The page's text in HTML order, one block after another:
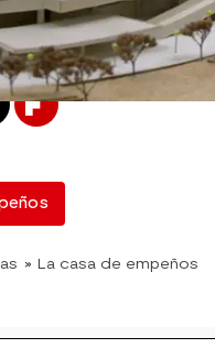
febrero de 2018, 18:03
Flipboard
» La casa de empeños